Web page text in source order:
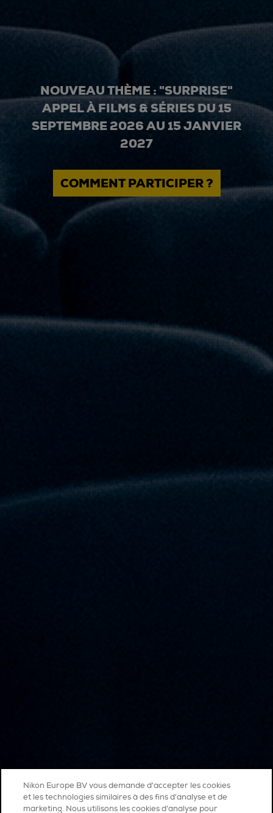
NOUVEAU THÈME : "SURPRISE"
APPEL À FILMS & SÉRIES DU 15
SEPTEMBRE 2026 AU 15 JANVIER
2027
COMMENT PARTICIPER ?
Nikon Europe BV vous demande d'accepter les cookies
et les technologies similaires à des fins d'analyse et de
marketing. Nous utilisons les cookies d’analyse pour